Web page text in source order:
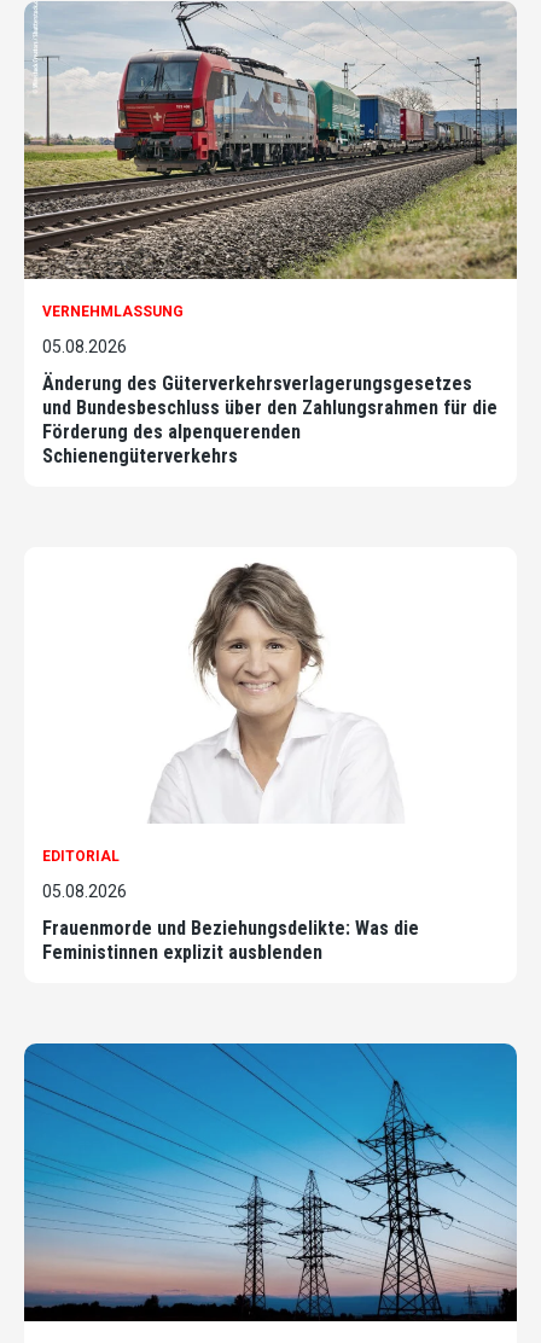
VERNEHMLASSUNG
05.08.2026
Änderung des Güterverkehrsverlagerungsgesetzes
und Bundesbeschluss über den Zahlungsrahmen für die
Förderung des alpenquerenden
Schienengüterverkehrs
EDITORIAL
05.08.2026
Frauenmorde und Beziehungsdelikte: Was die
Feministinnen explizit ausblenden